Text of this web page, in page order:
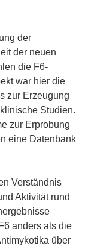
der
der neuen
die F6-
war hier die
zur Erzeugung
Studien.
zur Erprobung
eine Datenbank
Verständnis
Aktivität rund
anders als die
über